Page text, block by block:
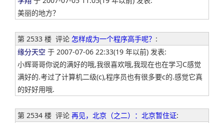
美丽的地方？
第 2533 楼 评论 怎样成为一个程序高手呢？ :
缘分天空 于 2007-07-06 22:33(19 年以前) 发表:
小辉哥哥你说的满好的哦,我很喜欢哦,我现在也在学习C感觉
满好的.考过了计算机二级(c),程序员也有很多要c的.感觉它真
的好好用哦.
第 2534 楼 评论 再见，北京（之二）：北京暂住证: